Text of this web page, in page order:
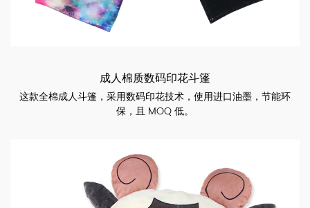
成人棉质数码印花斗篷
这款全棉成人斗篷，采用数码印花技术，使用进口油墨，节能环
保，且 MOQ 低。